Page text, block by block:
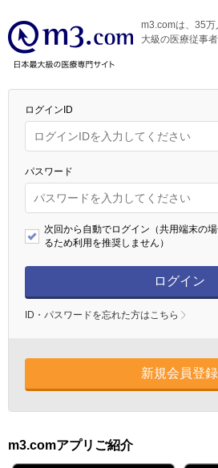
m3.comは、35
大級の医療従事
ログインID
パスワード
次回から自動でログイン（共用端末の
るため利用を推奨しません）
ログイン
ID・パスワードを忘れた方はこちら
新規会員登録
m3.comアプリご紹介